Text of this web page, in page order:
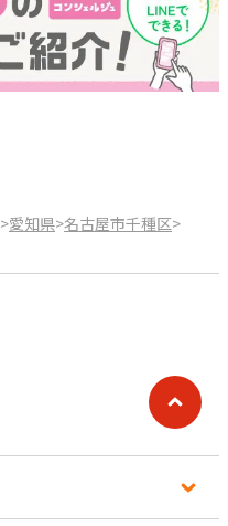
>愛知県>名古屋市千種区>